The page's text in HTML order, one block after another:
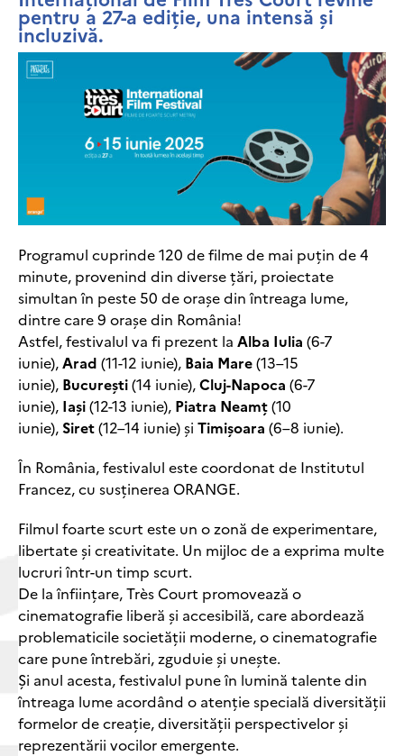
pentru a 27-a ediție, una intensă și
incluzivă.
Programul cuprinde 120 de filme de mai puțin de 4
minute, provenind din diverse țări, proiectate
simultan în peste 50 de orașe din întreaga lume,
dintre care 9 orașe din România!
Astfel, festivalul va fi prezent la Alba Iulia (6-7
iunie),Arad (11-12 iunie), Baia Mare(13–15
iunie), București(14 iunie),Cluj-Napoca (6-7
iunie), Iași(12-13 iunie), Piatra Neamț(10
iunie),Siret(12–14 iunie) și Timișoara (6–8 iunie).
În România, festivalul este coordonat de Institutul
Francez, cu susținerea ORANGE.
Filmul foarte scurt este un o zonă de experimentare,
libertate și creativitate. Un mijloc de a exprima multe
lucruri într-un timp scurt.
De la înființare, Très Court promovează o
cinematografie liberă și accesibilă, care abordează
problematicile societății moderne, o cinematografie
care pune întrebări, zguduie și unește.
Și anul acesta, festivalul pune în lumină talente din
întreaga lume acordând o atenție specială diversității
formelor de creație, diversității perspectivelor și
reprezentării vocilor emergente.